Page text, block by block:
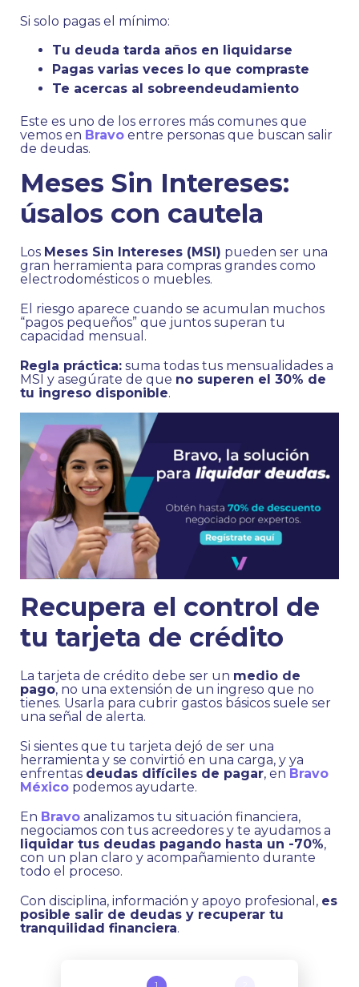
Si solo pagas el mínimo:
Tu deuda tarda años en liquidarse
Pagas varias veces lo que compraste
Te acercas al sobreendeudamiento
Este es uno de los errores más comunes que
vemos en Bravo entre personas que buscan salir
de deudas.
Meses Sin Intereses:
úsalos con cautela
Los Meses Sin Intereses (MSI) pueden ser una
gran herramienta para compras grandes como
electrodomésticos o muebles.
El riesgo aparece cuando se acumulan muchos
“pagos pequeños” que juntos superan tu
capacidad mensual.
Regla práctica: suma todas tus mensualidades a
MSI y asegúrate de que no superen el 30% de
tu ingreso disponible.
Recupera el control de
tu tarjeta de crédito
La tarjeta de crédito debe ser un medio de
pago, no una extensión de un ingreso que no
tienes. Usarla para cubrir gastos básicos suele ser
una señal de alerta.
Si sientes que tu tarjeta dejó de ser una
herramienta y se convirtió en una carga, y ya
enfrentas deudas difíciles de pagar, en Bravo
México podemos ayudarte.
En Bravo analizamos tu situación financiera,
negociamos con tus acreedores y te ayudamos a
liquidar tus deudas pagando hasta un -70%,
con un plan claro y acompañamiento durante
todo el proceso.
Con disciplina, información y apoyo profesional, es
posible salir de deudas y recuperar tu
tranquilidad financiera.